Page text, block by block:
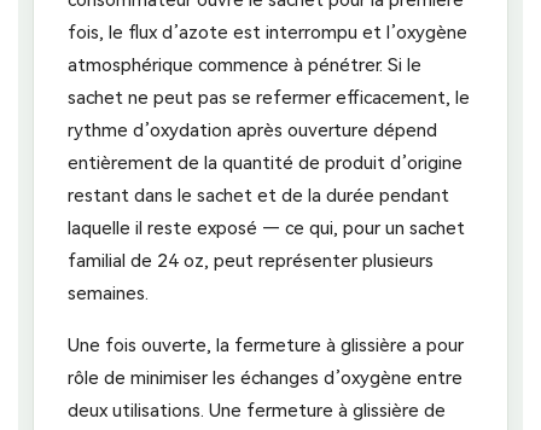
fois, le flux d’azote est interrompu et l’oxygène
atmosphérique commence à pénétrer. Si le
sachet ne peut pas se refermer efficacement, le
rythme d’oxydation après ouverture dépend
entièrement de la quantité de produit d’origine
restant dans le sachet et de la durée pendant
laquelle il reste exposé — ce qui, pour un sachet
familial de 24 oz, peut représenter plusieurs
semaines.
Une fois ouverte, la fermeture à glissière a pour
rôle de minimiser les échanges d’oxygène entre
deux utilisations. Une fermeture à glissière de